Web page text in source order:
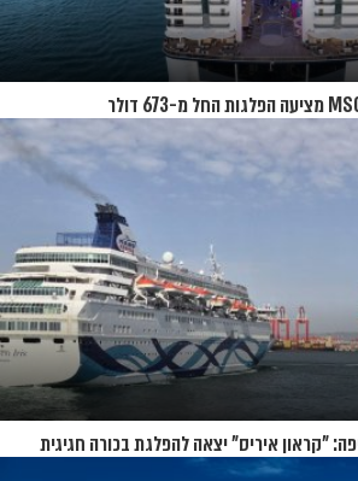
"קראון איריס" יצאה להפלגת בכורה חגיגית